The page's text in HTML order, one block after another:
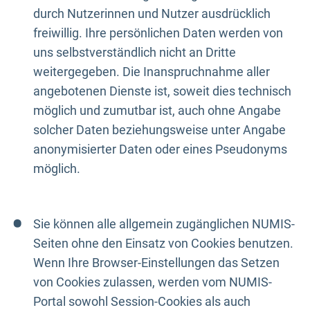
durch Nutzerinnen und Nutzer ausdrücklich
freiwillig. Ihre persönlichen Daten werden von
uns selbstverständlich nicht an Dritte
weitergegeben. Die Inanspruchnahme aller
angebotenen Dienste ist, soweit dies technisch
möglich und zumutbar ist, auch ohne Angabe
solcher Daten beziehungsweise unter Angabe
anonymisierter Daten oder eines Pseudonyms
möglich.
Sie können alle allgemein zugänglichen NUMIS-
Seiten ohne den Einsatz von Cookies benutzen.
Wenn Ihre Browser-Einstellungen das Setzen
von Cookies zulassen, werden vom NUMIS-
Portal sowohl Session-Cookies als auch